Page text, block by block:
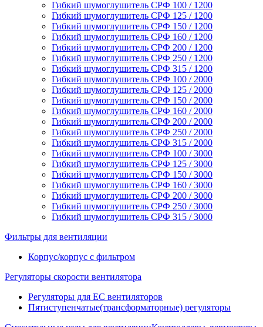
Гибкий шумоглушитель СРФ 100 / 1200
Гибкий шумоглушитель СРФ 125 / 1200
Гибкий шумоглушитель СРФ 150 / 1200
Гибкий шумоглушитель СРФ 160 / 1200
Гибкий шумоглушитель СРФ 200 / 1200
Гибкий шумоглушитель СРФ 250 / 1200
Гибкий шумоглушитель СРФ 315 / 1200
Гибкий шумоглушитель СРФ 100 / 2000
Гибкий шумоглушитель СРФ 125 / 2000
Гибкий шумоглушитель СРФ 150 / 2000
Гибкий шумоглушитель СРФ 160 / 2000
Гибкий шумоглушитель СРФ 200 / 2000
Гибкий шумоглушитель СРФ 250 / 2000
Гибкий шумоглушитель СРФ 315 / 2000
Гибкий шумоглушитель СРФ 100 / 3000
Гибкий шумоглушитель СРФ 125 / 3000
Гибкий шумоглушитель СРФ 150 / 3000
Гибкий шумоглушитель СРФ 160 / 3000
Гибкий шумоглушитель СРФ 200 / 3000
Гибкий шумоглушитель СРФ 250 / 3000
Гибкий шумоглушитель СРФ 315 / 3000
Фильтры для вентиляции
Корпус/корпус с фильтром
Регуляторы скорости вентилятора
Регуляторы для EC вентиляторов
Пятиступенчатые(трансформаторные) регуляторы